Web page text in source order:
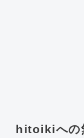
hitoikiへの